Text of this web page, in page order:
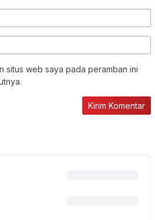
situs web saya pada peramban ini